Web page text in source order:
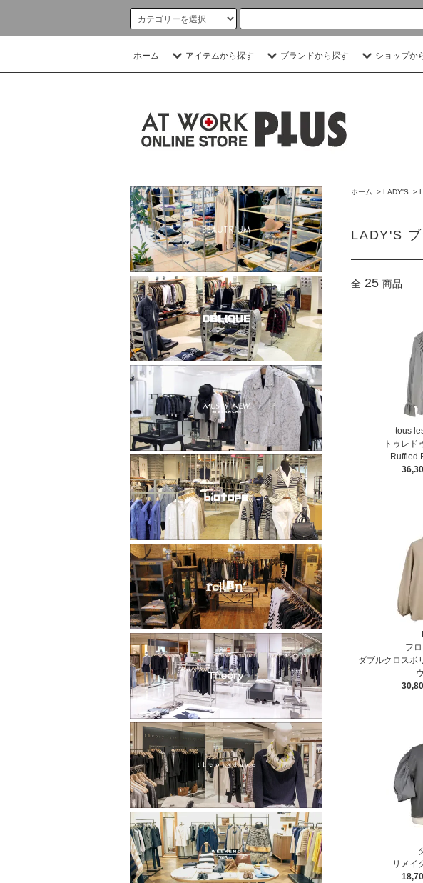
ホーム アイテムから探す ブランドから探す ショップか
ホーム > LADY'S >
LADY'S ブ
全 25 商品
tous
トゥレド
Ruffled
フ
ダブルクロスボ
リメイ